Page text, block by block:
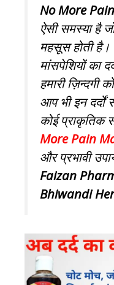
No More
ऐसी समस्या है
महसूस होती है।
मांसपेशियों का
हमारी ज़िन्दगी
आप भी इन
कोई प्राकृतिक
More Pain
और प्रभावी
Faizan
Bhiwandi